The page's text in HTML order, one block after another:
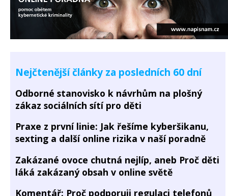
Nejčtenější články za posledních 60 dní
Odborné stanovisko k návrhům na plošný
zákaz sociálních sítí pro děti
Praxe z první linie: Jak řešíme kyberšikanu,
sexting a další online rizika v naší poradně
Zakázané ovoce chutná nejlíp, aneb Proč děti
láká zakázaný obsah v online světě
Komentář: Proč podporuji regulaci telefonů